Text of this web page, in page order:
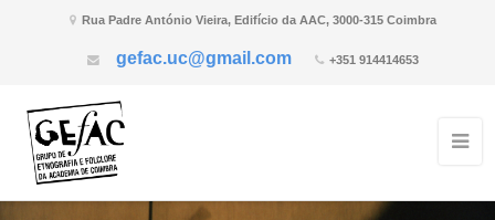
Rua Padre António Vieira, Edifício da AAC, 3000-315 Coimbra
gefac.uc@gmail.com +351 914414653